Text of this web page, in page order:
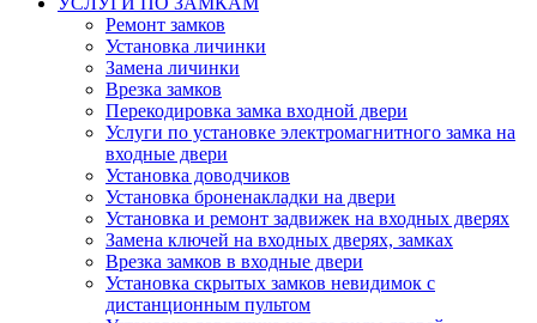
Ремонт замков
Установка личинки
Замена личинки
Врезка замков
Перекодировка замка входной двери
Услуги по установке электромагнитного замка на
входные двери
Установка доводчиков
Установка броненакладки на двери
Установка и ремонт задвижек на входных дверях
Замена ключей на входных дверях, замках
Врезка замков в входные двери
Установка скрытых замков невидимок с
дистанционным пультом